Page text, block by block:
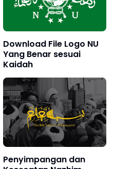
Download File Logo NU
Yang Benar sesuai
Kaidah
Penyimpangan dan